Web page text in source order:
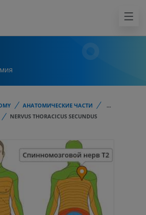
АНАТОМИЧЕСКИЕ ЧАСТИ
...
NERVUS THORACICUS SECUNDUS